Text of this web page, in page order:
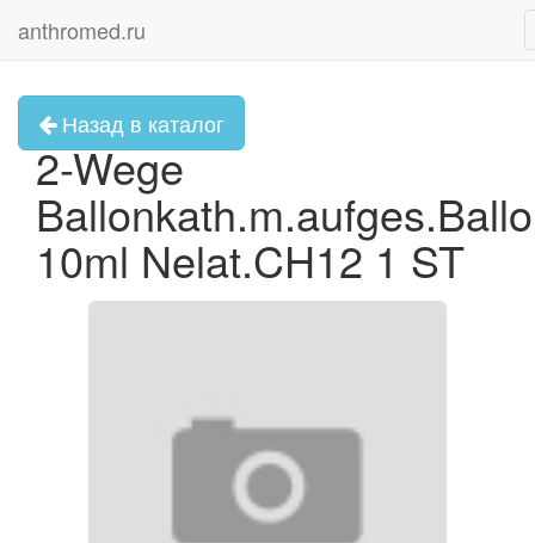
anthromed.ru
Назад в каталог
2-Wege
10ml Nelat.CH12 1 ST